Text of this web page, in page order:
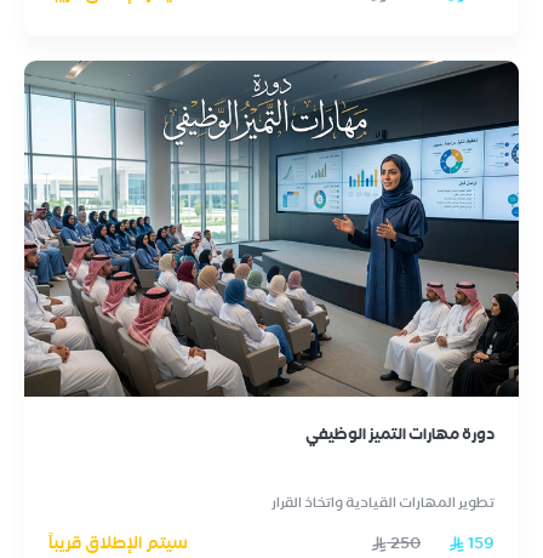
دورة مهارات التميز الوظيفي
تطوير المهارات القيادية واتخاذ القرار
159
250 سيتم الإطلاق قريباً